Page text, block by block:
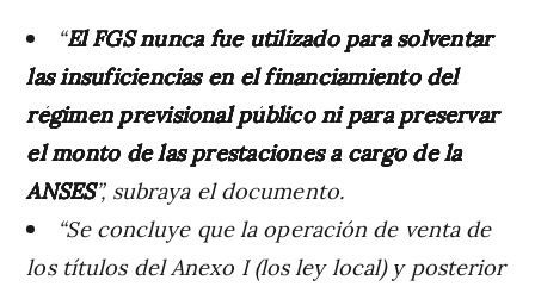
“El FGS nunca fue utilizado para solventar
las insuficiencias en el financiamiento del
régimen previsional público ni para preservar
el monto de las prestaciones a cargo de la
ANSES”, subraya el documento.
“Se concluye que la operación de venta de
los títulos del Anexo I (los ley local) y posterior